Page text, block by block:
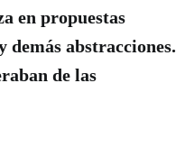
en propuestas
demás abstracciones.
de las